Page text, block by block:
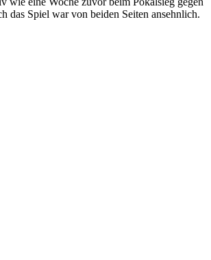
das Spiel war von beiden Seiten ansehnlich.